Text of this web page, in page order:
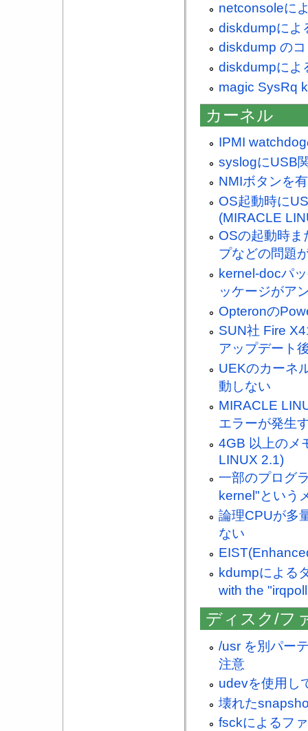
netconsoleに
diskdumpによ
diskdump の
diskdumpによ
magic SysRq
カーネル
IPMI
syslogにUSB
NMIボタンを
OS起動時に
(MIRACLE
OSの起動時ま
プなどの問題
kernel-docパ
ッケージがア
Opteronの
SUN社 Fire
アップデート
UEKのカーネ
動しない
MIRACLE
エラーが発生
4GB 以上のメ
LINUX 2.1)
一部のプログ
kernel"という
論理CPUが多
ない
kdumpによる
with the
ディスク/フ
/usr を別パー
注意
udevを使用し
壊れた
fsckによるフ